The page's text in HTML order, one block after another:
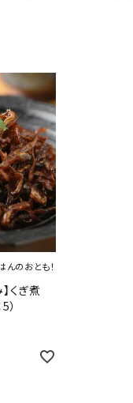
のおとも！
くぎ煮